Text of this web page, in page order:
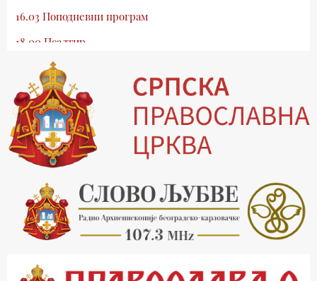
16.03 Поподневни програм
18.00 Псалтир
19.03 Млади у Цркви
19.30 Вечерње молитве
20.00 Вести из Цркве
20.15 Реч архијереја
20.30 Хроника Архиепископије
21.03 Врлинослов
22.03 Црквена предавања и трибине
23.00 Питања и одговори
00.03 Црквена предавања и трибине